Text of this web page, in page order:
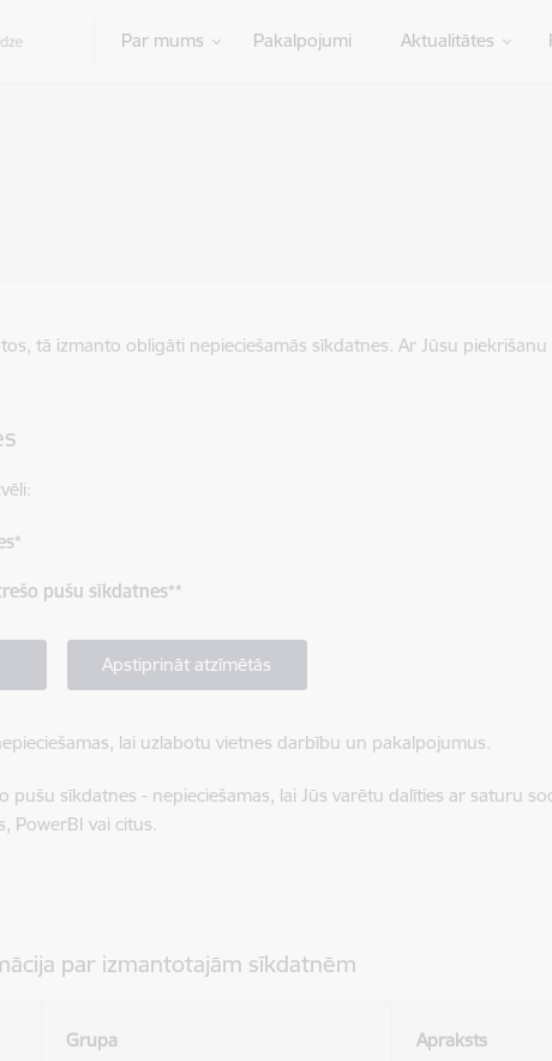
Par mums Pakalpojumi Aktualitātes
tā izmanto obligāti nepieciešamās sīkdatnes. Ar Jūsu
*
pušu sīkdatnes**
Apstiprināt atzīmētās
lai uzlabotu vietnes darbību un pakalpojumus.
pušu sīkdatnes - nepieciešamas, lai Jūs varētu dalīties ar saturu
PowerBI vai citus.
par izmantotajām sīkdatnēm
Grupa Apraksts